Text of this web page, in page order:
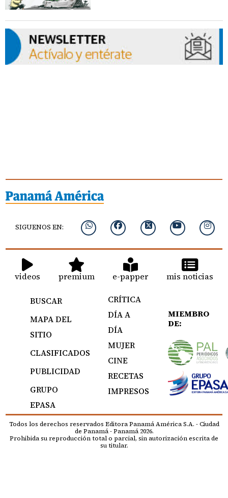
SIGUENOS EN:
videos premium e-papper mis noticias
BUSCAR
MAPA DEL
SITIO
CLASIFICADOS
PUBLICIDAD
GRUPO
EPASA
CRÍTICA
DÍA A
DÍA
MUJER
CINE
RECETAS
IMPRESOS
MIEMBRO
DE:
Todos los derechos reservados Editora Panamá América S.A. - Ciudad
de Panamá - Panamá 2026.
Prohibida su reproducción total o parcial, sin autorización escrita de
su titular.